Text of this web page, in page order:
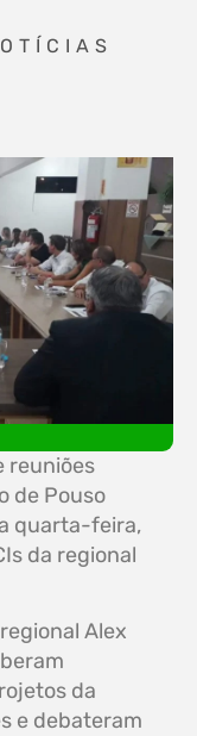
reuniões
de Pouso
quarta-feira,
da regional
Alex
da
e debateram